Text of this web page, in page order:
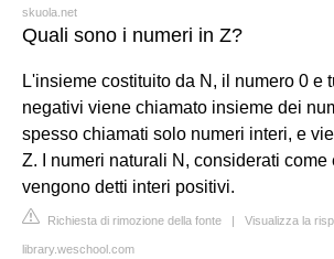
skuola.net
Quali sono i numeri in Z?
L'insieme costituito da N, il numero 0 e
negativi viene chiamato insieme dei
spesso chiamati solo numeri interi, e
Z. I numeri naturali N, considerati come
vengono detti interi positivi.
Richiesta di rimozione della fonte | Visualizza la
library.weschool.com